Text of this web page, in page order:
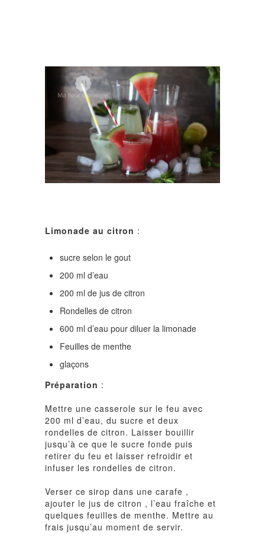
Limonade au citron :
sucre selon le gout
200 ml d’eau
200 ml de jus de citron
Rondelles de citron
600 ml d’eau pour diluer la limonade
Feuilles de menthe
glaçons
Préparation :
Mettre une casserole sur le feu avec
200 ml d’eau, du sucre et deux
rondelles de citron. Laisser bouillir
jusqu’à ce que le sucre fonde puis
retirer du feu et laisser refroidir et
infuser les rondelles de citron.
Verser ce sirop dans une carafe ,
ajouter le jus de citron , l’eau fraîche et
quelques feuilles de menthe. Mettre au
frais jusqu’au moment de servir.